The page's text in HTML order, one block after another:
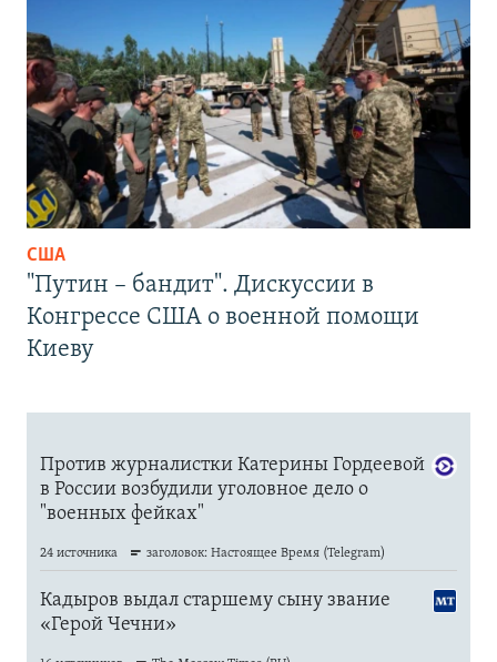
США
"Путин – бандит". Дискуссии в
Конгрессе США о военной помощи
Киеву